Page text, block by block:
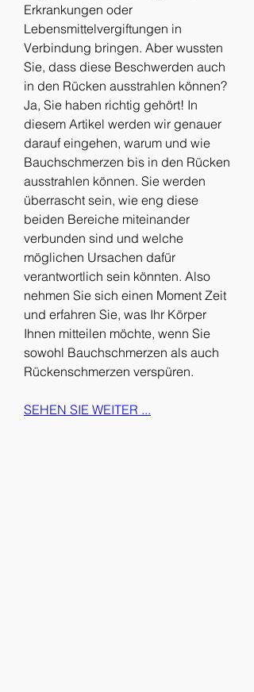
Erkrankungen oder
Lebensmittelvergiftungen in
Verbindung bringen. Aber wussten
Sie, dass diese Beschwerden auch
in den Rücken ausstrahlen können?
Ja, Sie haben richtig gehört! In
diesem Artikel werden wir genauer
darauf eingehen, warum und wie
Bauchschmerzen bis in den Rücken
ausstrahlen können. Sie werden
überrascht sein, wie eng diese
beiden Bereiche miteinander
verbunden sind und welche
möglichen Ursachen dafür
verantwortlich sein könnten. Also
nehmen Sie sich einen Moment Zeit
und erfahren Sie, was Ihr Körper
Ihnen mitteilen möchte, wenn Sie
sowohl Bauchschmerzen als auch
Rückenschmerzen verspüren.
SEHEN SIE WEITER ...